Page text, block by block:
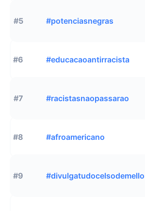
#5 #potenciasnegras
#6 #educacaoantirracista
#7 #racistasnaopassarao
#8 #afroamericano
#9 #divulgatudocelsodemello